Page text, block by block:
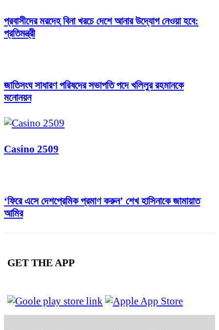
প্রবাসীদের মরদেহ বিনা খরচে দেশে আনার উদ্যোগ নেওয়া হবে:
প্রতিমন্ত্রী
জাতিসংঘ সাধারণ পরিষদের সভাপতি পদে খলিলুর রহমানকে
মনোনয়ন
Casino 2509
‘ফিরে এসে দেশপ্রেমিক প্রমাণ করুন’ শেখ হাসিনাকে জামায়াত
আমির
GET THE APP